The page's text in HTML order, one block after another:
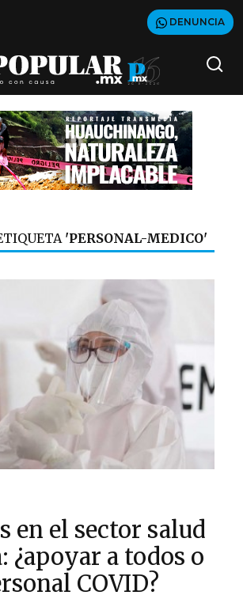
DENUNCIA
'PERSONAL-MEDICO'
en el sector salud
¿apoyar a todos o
COVID?